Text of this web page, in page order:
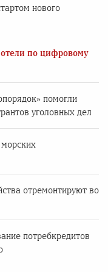
нового
по цифровому
помогли
уголовных дел
отремонтируют во
потребкредитов